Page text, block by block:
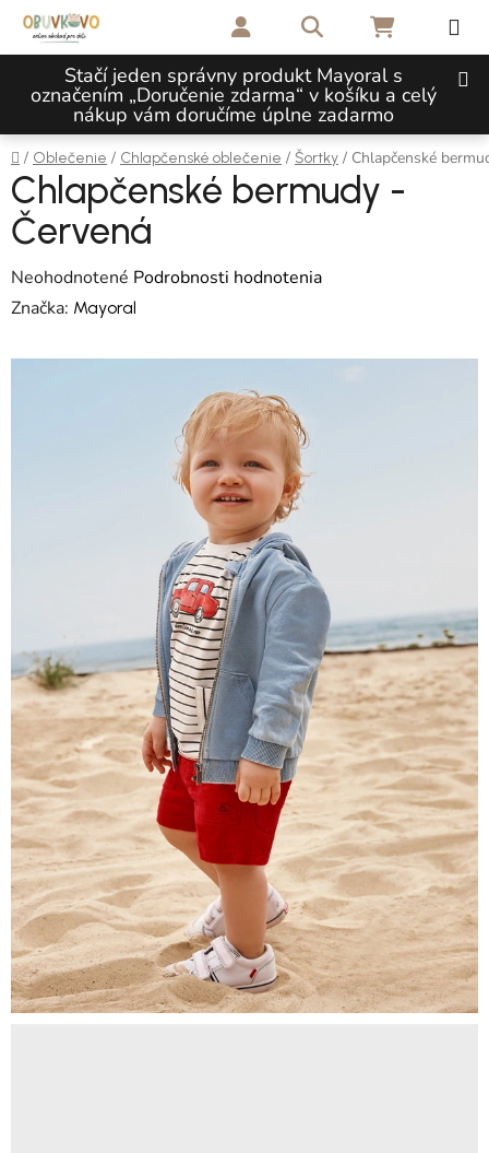
Prejsť na obsah
Stačí jeden správny produkt Mayoral s
označením „Doručenie zdarma“ v košíku a celý
nákup vám doručíme úplne zadarmo
Hľadať NÁKUPNÝ
Domov
/ Oblečenie / Chlapčenské oblečenie / Šortky / Chlapčenské
Chlapčenské bermudy -
Červená
Priemerné hodnotenie produktu je 0,0 z 5 hviezdičiek.
Neohodnotené Podrobnosti hodnotenia
Značka: Mayoral